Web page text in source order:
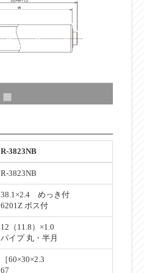
R-3823NB
R-3823NB
38.1×2.4 めっき付
6201Z ボス付
12（11.8）×1.0
パイプ 丸・半月
［60×30×2.3
67